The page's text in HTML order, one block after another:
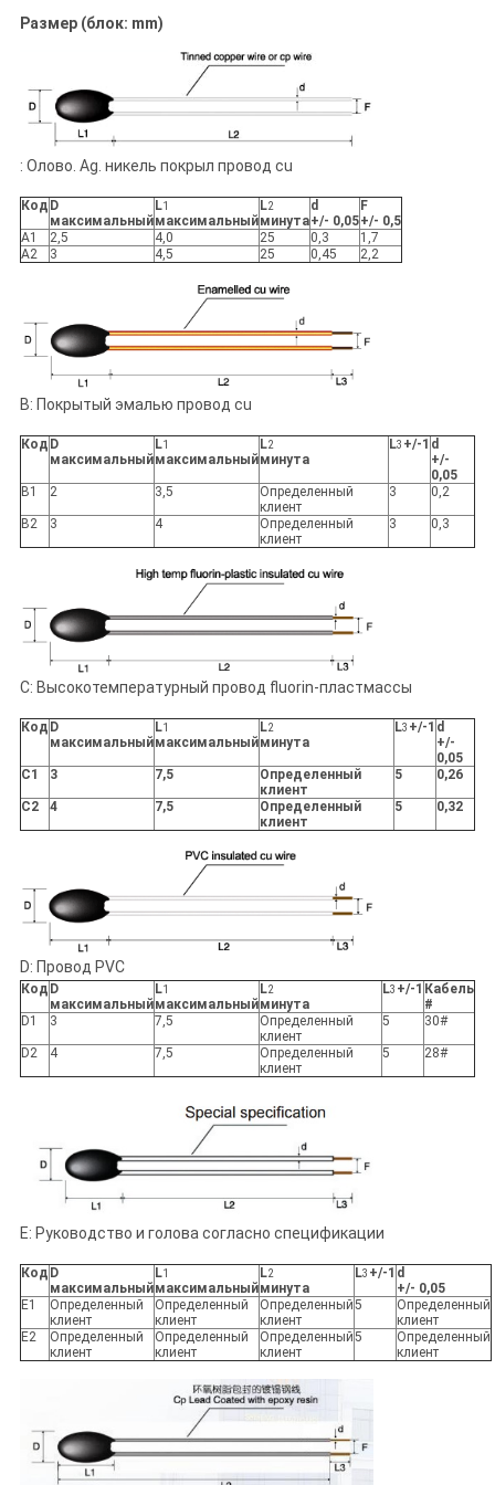
Размер (блок: mm)
: Олово. Ag. никель покрыл провод cu
Код D
максимальный
L1
максимальный
L2
минута
d
+/- 0,05
F
+/- 0,5
A1
2,5 4,0 25 0,3
1,7
A2
3 4,5 25 0,45 2,2
B: Покрытый эмалью провод cu
Код D
максимальный
L1
максимальный
L2
минута
L3 +/-1 d
+/-
0,05
B1
2 3,5
Определенный
клиент
3 0,2
B2 3 4
Определенный
клиент
3 0,3
C: Высокотемпературный провод fluorin-пластмассы
Код D
максимальный
L1
максимальный
L2
минута
L3 +/-1 d
+/-
0,05
C1
3 7,5
Определенный
клиент
5 0,26
C2 4 7,5
Определенный
клиент
5 0,32
D: Провод PVC
Код D
максимальный
L1
максимальный
L2
минута
L3 +/-1 Кабель
#
D1
3 7,5
Определенный
клиент
5 30#
D2 4 7,5
Определенный
клиент
5 28#
E: Руководство и голова согласно спецификации
Код D
максимальный
L1
максимальный
L2
минута
L3 +/-1 d
+/- 0,05
E1
Определенный
клиент
Определенный
клиент
Определенный
клиент
5
Определенный
клиент
E2
Определенный
клиент
Определенный
клиент
Определенный
клиент
5
Определенный
клиент